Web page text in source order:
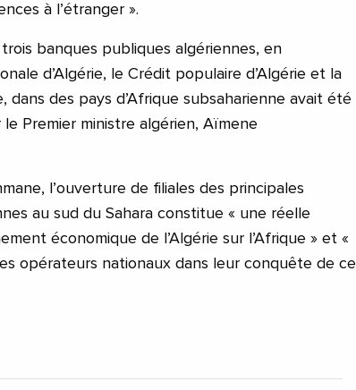
à l’étranger ».
banques publiques algériennes, en
d’Algérie, le Crédit populaire d’Algérie et la
dans des pays d’Afrique subsaharienne avait été
Premier ministre algérien, Aïmene
l’ouverture de filiales des principales
au sud du Sahara constitue « une réelle
économique de l’Algérie sur l’Afrique » et «
opérateurs nationaux dans leur conquête de ce